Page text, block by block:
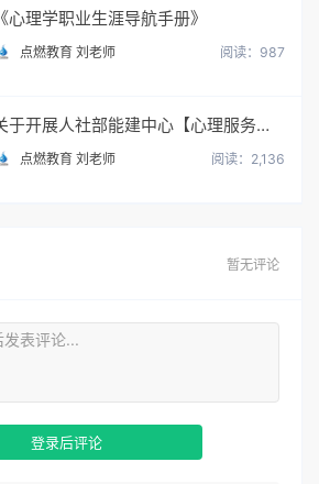
《心理学职业生涯导航手册》
点燃教育 刘老师 阅读：987
关于开展人社部能建中心【心理服务顾问】职业培训与考试
点燃教育 刘老师 阅读：2,136
暂无评论
登录后评论